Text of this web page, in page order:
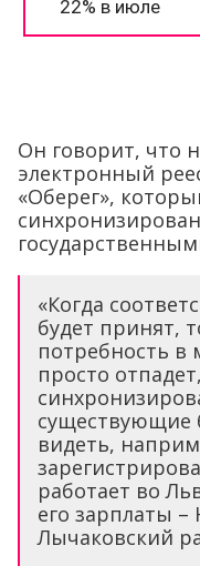
Он говорит, что
электронный
«Оберег»,
«Когда
будет принят,
потребность в
просто
существующие
видеть,
работает во
его зарплаты
Лычаковский